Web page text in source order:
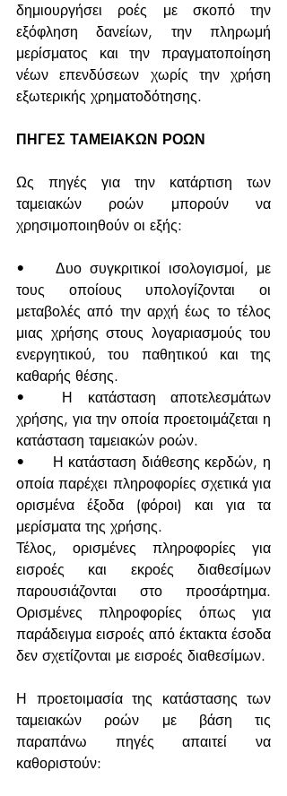
δημιουργήσει ροές με σκοπό την
εξόφληση δανείων, την πληρωμή
μερίσματος και την πραγματοποίηση
νέων επενδύσεων χωρίς την χρήση
εξωτερικής χρηματοδότησης.
ΠΗΓΕΣ ΤΑΜΕΙΑΚΩΝ ΡΟΩΝ
Ως πηγές για την κατάρτιση των
ταμειακών ροών μπορούν να
χρησιμοποιηθούν οι εξής:
•	Δυο συγκριτικοί ισολογισμοί, με
τους οποίους υπολογίζονται οι
μεταβολές από την αρχή έως το τέλος
μιας χρήσης στους λογαριασμούς του
ενεργητικού, του παθητικού και της
καθαρής θέσης.
•	Η κατάσταση αποτελεσμάτων
χρήσης, για την οποία προετοιμάζεται η
κατάσταση ταμειακών ροών.
•	Η κατάσταση διάθεσης κερδών, η
οποία παρέχει πληροφορίες σχετικά για
ορισμένα έξοδα (φόροι) και για τα
μερίσματα της χρήσης.
Τέλος, ορισμένες πληροφορίες για
εισροές και εκροές διαθεσίμων
παρουσιάζονται στο προσάρτημα.
Ορισμένες πληροφορίες όπως για
παράδειγμα εισροές από έκτακτα έσοδα
δεν σχετίζονται με εισροές διαθεσίμων.
Η προετοιμασία της κατάστασης των
ταμειακών ροών με βάση τις
παραπάνω πηγές απαιτεί να
καθοριστούν: